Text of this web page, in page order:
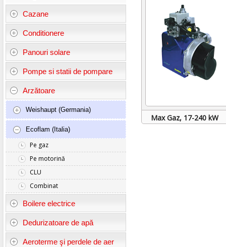
Cazane
Conditionere
Panouri solare
Pompe si statii de pompare
Arzătoare
Weishaupt (Germania)
Ecoflam (Italia)
Pe gaz
Pe motorină
CLU
Combinat
Boilere electrice
Dedurizatoare de apă
Aeroterme şi perdele de aer
Max Gaz, 17-240 kW